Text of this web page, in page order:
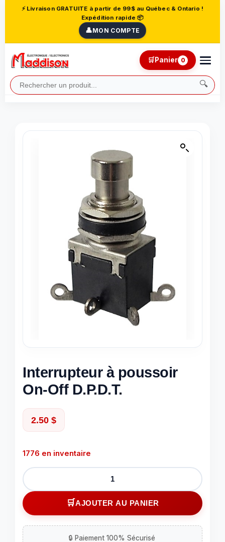
⚡ Livraison GRATUITE à partir de 99$ au Québec & Ontario !
Expédition rapide 📦
👤MON COMPTE
🔍
🛒Panier 0
Interrupteur à poussoir
On-Off D.P.D.T.
2.50 $
1776 en inventaire
quantité
de
Interrupteur
à
On-
AJOUTER AU PANIER